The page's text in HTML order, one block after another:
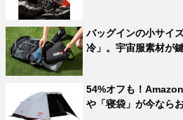
バッグインの小サイ
冷」。宇宙服素材が
54%オフも！
や「寝袋」が今なら